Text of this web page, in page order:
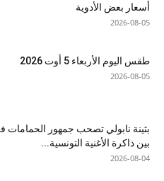
أسعار بعض الأدوية
2026-08-05
طقس اليوم الأربعاء 5 أوت 2026
2026-08-05
بثينة نابولي تصحب جمهور الحمامات
بين ذاكرة الأغنية التونسية...
2026-08-04